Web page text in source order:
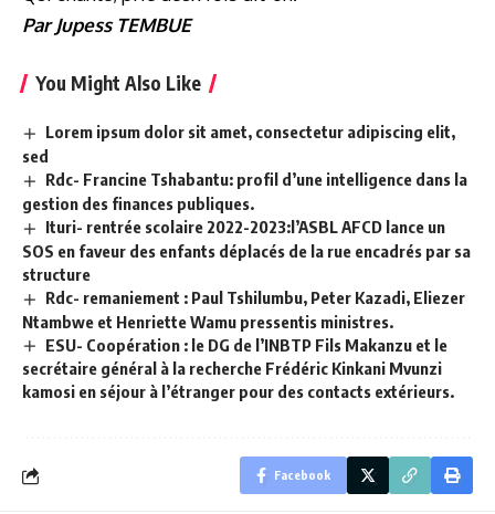
Par Jupess TEMBUE
You Might Also Like
Lorem ipsum dolor sit amet, consectetur adipiscing elit,
sed
Rdc- Francine Tshabantu: profil d’une intelligence dans la
gestion des finances publiques.
Ituri- rentrée scolaire 2022-2023:l’ASBL AFCD lance un
SOS en faveur des enfants déplacés de la rue encadrés par sa
structure
Rdc- remaniement : Paul Tshilumbu, Peter Kazadi, Eliezer
Ntambwe et Henriette Wamu pressentis ministres.
ESU- Coopération : le DG de l’INBTP Fils Makanzu et le
secrétaire général à la recherche Frédéric Kinkani Mvunzi
kamosi en séjour à l’étranger pour des contacts extérieurs.
Facebook